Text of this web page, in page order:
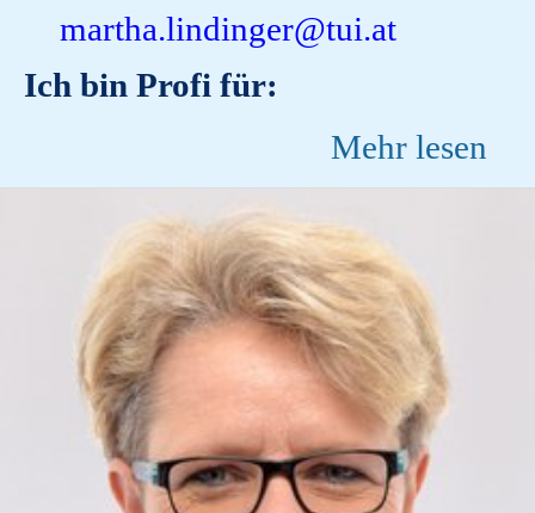
martha.lindinger@tui.at
Ich bin Profi für:
Mehr lesen